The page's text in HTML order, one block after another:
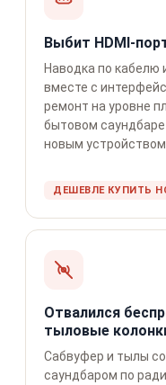
Выбит HDMI-
Наводка по кабелю
вместе с
ремонт на уровне
бытовом
новым устройством.
ДЕШЕВЛЕ КУПИТЬ
Отвалился
тыловые
Сабвуфер и тылы
саундбаром по